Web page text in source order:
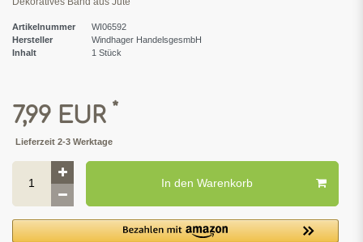
Artikelnummer
WI06592
Hersteller
Windhager HandelsgesmbH
Inhalt
1 Stück
7,99 EUR *
Lieferzeit 2-3 Werktage
In den Warenkorb